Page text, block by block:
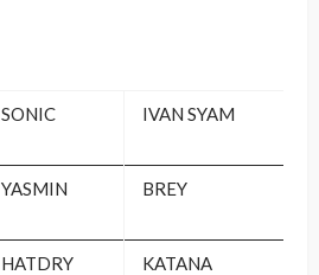
SONIC IVAN SYAM
YASMIN BREY
HATDRY KATANA